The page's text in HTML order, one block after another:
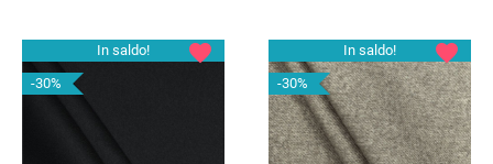
In saldo!
-30%
favorite
In saldo!
-30%
favorite